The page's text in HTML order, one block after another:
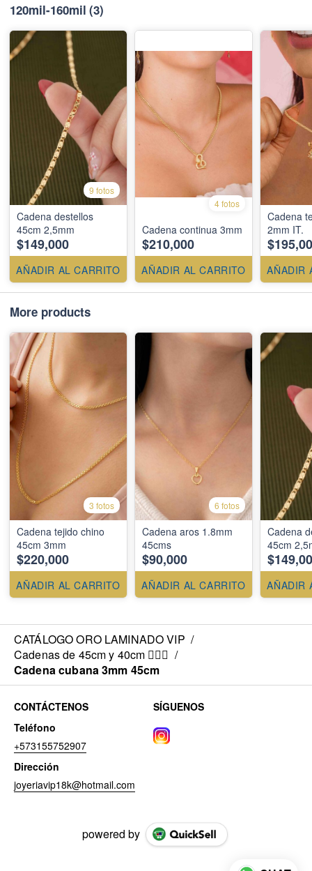
120mil-160mil (3)
9 fotos
Cadena destellos
45cm 2,5mm
$149,000
AÑADIR AL CARRITO
4 fotos
Cadena continua 3mm
$210,000
AÑADIR AL CARRITO
Cadena
2mm IT.
AÑADIR
More products
3 fotos
Cadena tejido chino
45cm 3mm
$220,000
AÑADIR AL CARRITO
6 fotos
Cadena aros 1.8mm
45cms
$90,000
AÑADIR AL CARRITO
Cadena
45cm
AÑADIR
CATÁLOGO ORO LAMINADO VIP /
Cadenas de 45cm y 40cm 💁🏻‍♀️ /
Cadena cubana 3mm 45cm
CONTÁCTENOS
Teléfono
+573155752907
Dirección
joyeriavip18k@hotmail.com
SÍGUENOS
powered by